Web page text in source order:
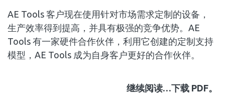
AE Tools 客户现在使用针对市场需求定制的设备，
生产效率得到提高，并具有极强的竞争优势。AE
Tools 有一家硬件合作伙伴，利用它创建的定制支持
模型，AE Tools 成为自身客户更好的合作伙伴。
继续阅读…下载 PDF。